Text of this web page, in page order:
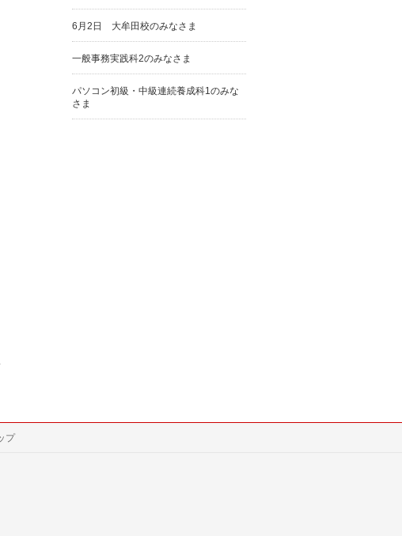
6月2日 大牟田校のみなさま
一般事務実践科2のみなさま
パソコン初級・中級連続養成科1のみな
さま
プ